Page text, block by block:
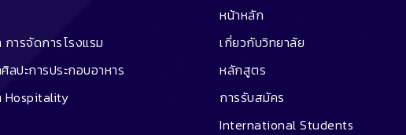
ารจัดการโรงแรม
ปะการประกอบอาหาร
หน้าหลัก
เกี่ยวกับวิทยาลัย
หลักสูตร
การรับสมัคร
International Students